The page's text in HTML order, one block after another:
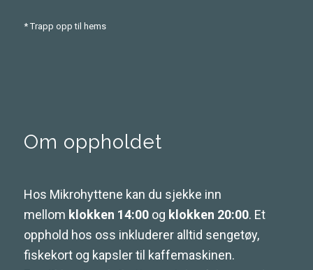
* Trapp opp til hems
Om oppholdet
Hos Mikrohyttene kan du sjekke inn
mellom klokken 14:00og klokken 20:00. Et
opphold hos oss inkluderer alltid sengetøy,
fiskekort og kapsler til kaffemaskinen.